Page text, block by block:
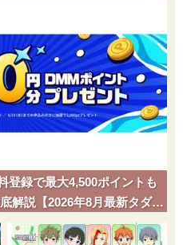
登録で最大4,500ポイントも
解説【2026年8月最新タダポ